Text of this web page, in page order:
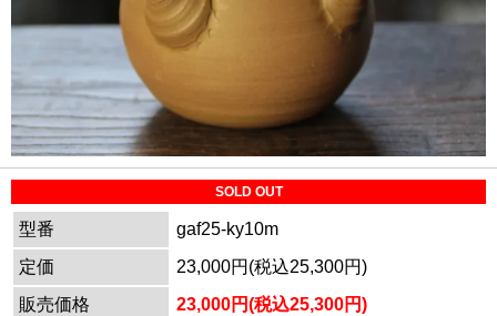
SOLD OUT
型番
gaf25-ky10m
定価
23,000円(税込25,300円)
販売価格
23,000円(税込25,300円)